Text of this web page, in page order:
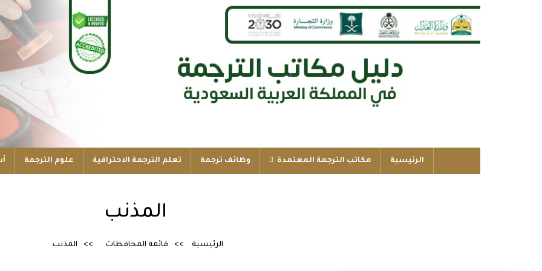
الرئيسية مكاتب الترجمة المعتمدة وظائف ترجمة تعلم الترجمة الاحترافية علوم الترجمة
المذنب
الرئيسية قائمة المحافظات المذنب